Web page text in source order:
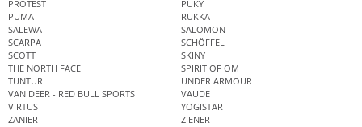
PROTEST
PUKY
PUMA
RUKKA
SALEWA
SALOMON
SCARPA
SCHÖFFEL
SCOTT
SKINY
THE NORTH FACE
SPIRIT OF OM
TUNTURI
UNDER ARMOUR
VAN DEER - RED BULL SPORTS
VAUDE
VIRTUS
YOGISTAR
ZANIER
ZIENER